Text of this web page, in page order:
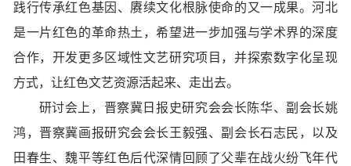
践行传承红色基因、赓续文化根脉使命的又一成果。河北
是一片红色的革命热土，希望进一步加强与学术界的深度
合作，开发更多区域性文艺研究项目，并探索数字化呈现
方式，让红色文艺资源活起来、走出去。
研讨会上，晋察冀日报史研究会会长陈华、副会长姚
鸿，晋察冀画报研究会会长王毅强、副会长石志民，以及
田春生、魏平等红色后代深情回顾了父辈在战火纷飞年代